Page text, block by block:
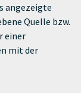
angezeigte
Quelle bzw.
einer
mit der